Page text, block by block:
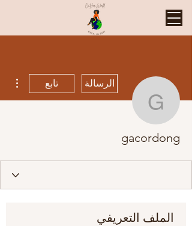
gacordong
الرسالة تابع
gacordong
الملف التعريفي